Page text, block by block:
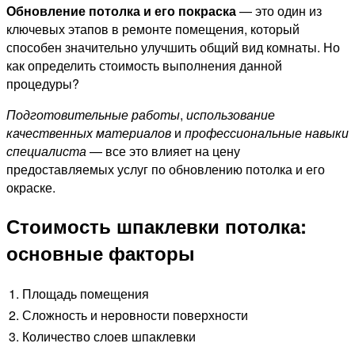
Обновление потолка и его покраска— это один из
ключевых этапов в ремонте помещения, который
способен значительно улучшить общий вид комнаты. Но
как определить стоимость выполнения данной
процедуры?
Подготовительные работы, использование
качественных материалов и профессиональные навыки
специалиста— все это влияет на цену
предоставляемых услуг по обновлению потолка и его
окраске.
Стоимость шпаклевки потолка:
основные факторы
1. Площадь помещения
2. Сложность и неровности поверхности
3. Количество слоев шпаклевки